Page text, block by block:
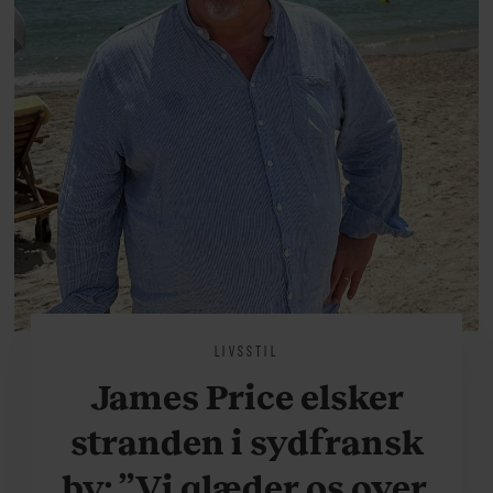
LIVSSTIL
James Price elsker
stranden i sydfransk